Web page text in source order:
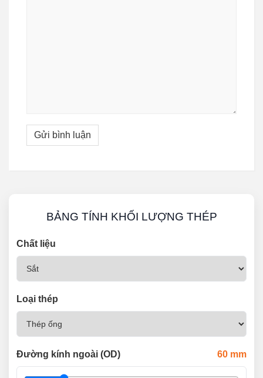
BẢNG TÍNH KHỐI LƯỢNG THÉP
Chất liệu
Loại thép
Đường kính ngoài (OD) 60 mm